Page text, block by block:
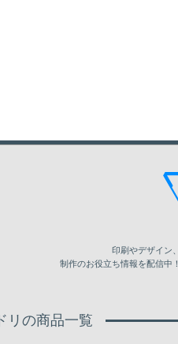
印刷やデザイン、
制作のお役立ち情報を配信中！
リの商品一覧